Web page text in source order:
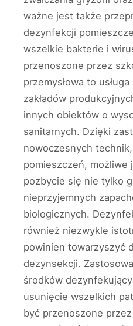
ważne jest także
dezynfekcji
wszelkie bakterie i
przenoszone przez
przemysłowa to
zakładów
innych obiektów o
sanitarnych. Dzięki
nowoczesnych
pomieszczeń, możliwe
pozbycie się nie tylko
nieprzyjemnych
biologicznych.
również niezwykle
powinien towarzyszyć
dezynsekcji.
środków
usunięcie wszelkich
być przenoszone